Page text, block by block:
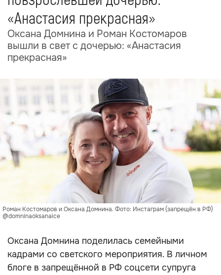
«Анастасия прекрасная»
Оксана Домнина и Роман Костомаров
вышли в свет с дочерью: «Анастасия
прекрасная»
Роман Костомаров и Оксана Домнина. Фото: Инстаграм (запрещён в РФ)
@domninaoksanaice
Оксана Домнина поделилась семейными
кадрами со светского мероприятия. В личном
блоге в запрещённой в РФ соцсети супруга